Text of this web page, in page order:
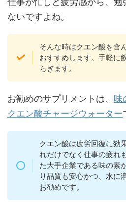
ないですよね。
そんな時はクエン酸を含
おすすめします。手軽に
らぎます。
お勧めのサプリメントは、 味
クエン酸チャージウォーター
クエン酸は疲労回復に効
れだけでなく仕事の疲れ
た大手企業である味の素
り品質も安心かつ、水に
お勧めです。